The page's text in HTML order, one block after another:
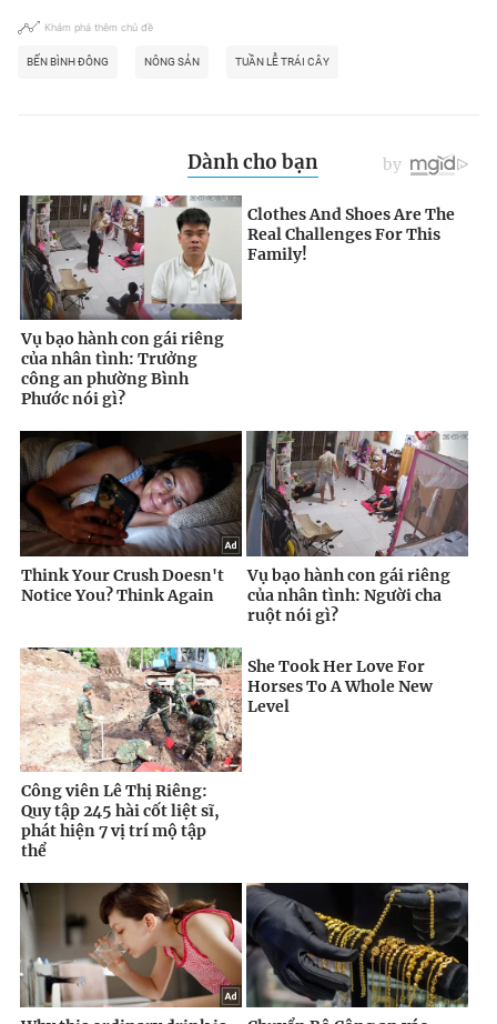
Khám phá thêm chủ đề
BẾN BÌNH ĐÔNG NÔNG SẢN TUẦN LỄ TRÁI CÂY